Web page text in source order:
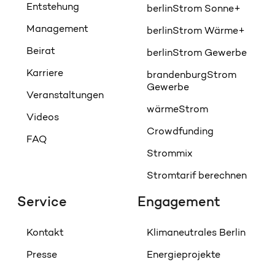
Entstehung
Management
Beirat
Karriere
Veranstaltungen
Videos
FAQ
berlinStrom Sonne+
berlinStrom Wärme+
berlinStrom Gewerbe
brandenburgStrom
Gewerbe
wärmeStrom
Crowdfunding
Strommix
Stromtarif berechnen
Service
Kontakt
Presse
Engagement
Klimaneutrales Berlin
Energieprojekte